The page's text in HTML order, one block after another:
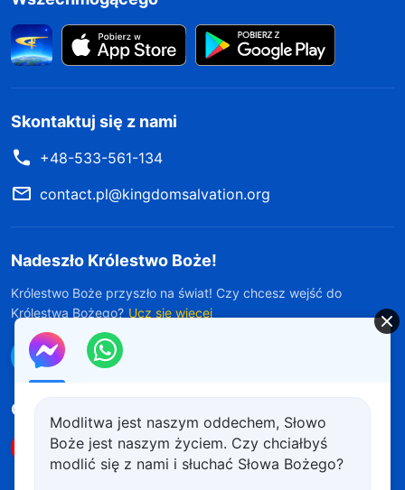
Skontaktuj się z nami
+48-533-561-134
contact.pl@kingdomsalvation.org
Nadeszło Królestwo Boże!
Królestwo Boże przyszło na świat! Czy chcesz wejść do
Królestwa Bożego? Ucz się więcej
Połącz się z nami w Messengerze
Obserwuj nas
Modlitwa jest naszym oddechem, Słowo
Boże jest naszym życiem. Czy chciałbyś
modlić się z nami i słuchać Słowa Bożego?